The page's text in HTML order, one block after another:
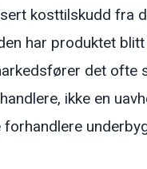
kosttilskudd fra
har produktet
det ofte
ikke en